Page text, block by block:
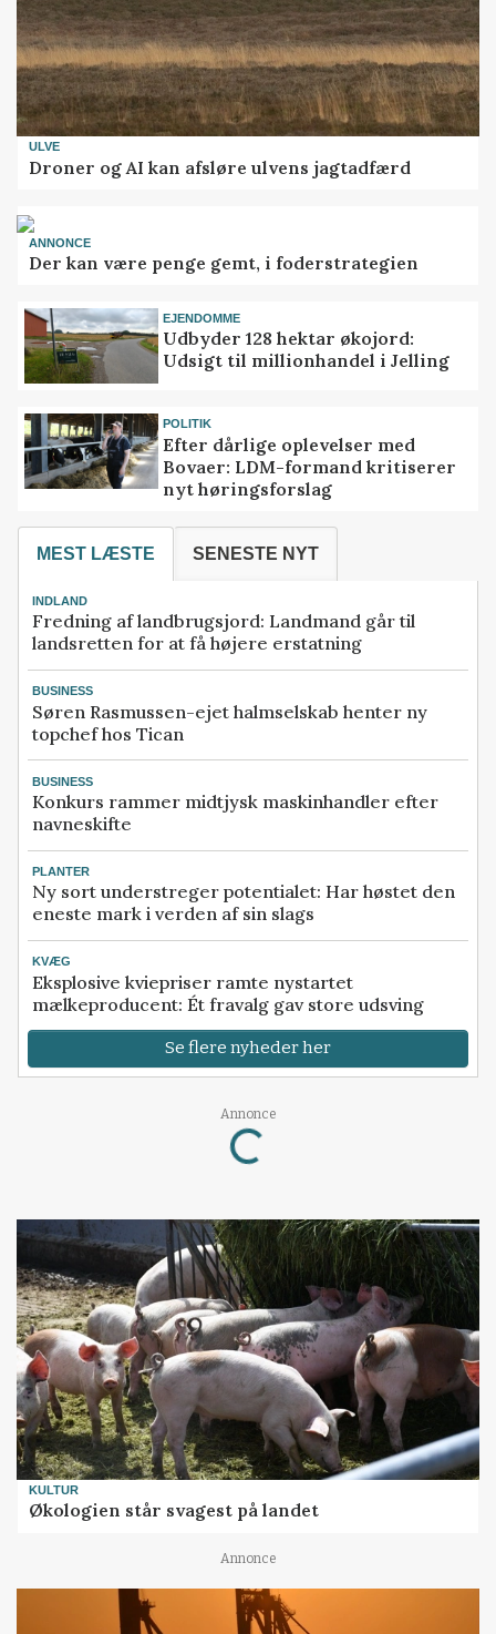
ULVE
Droner og AI kan afsløre ulvens jagtadfærd
ANNONCE
Der kan være penge gemt, i foderstrategien
EJENDOMME
Udbyder 128 hektar økojord:
Udsigt til millionhandel i Jelling
POLITIK
Efter dårlige oplevelser med
Bovaer: LDM-formand kritiserer
nyt høringsforslag
MEST LÆSTE SENESTE NYT
INDLAND
Fredning af landbrugsjord: Landmand går til
landsretten for at få højere erstatning
BUSINESS
Søren Rasmussen-ejet halmselskab henter ny
topchef hos Tican
BUSINESS
Konkurs rammer midtjysk maskinhandler efter
navneskifte
PLANTER
Ny sort understreger potentialet: Har høstet den
eneste mark i verden af sin slags
KVÆG
Eksplosive kviepriser ramte nystartet
mælkeproducent: Ét fravalg gav store udsving
Se flere nyheder her
Annonce
Loading...
KULTUR
Økologien står svagest på landet
Annonce